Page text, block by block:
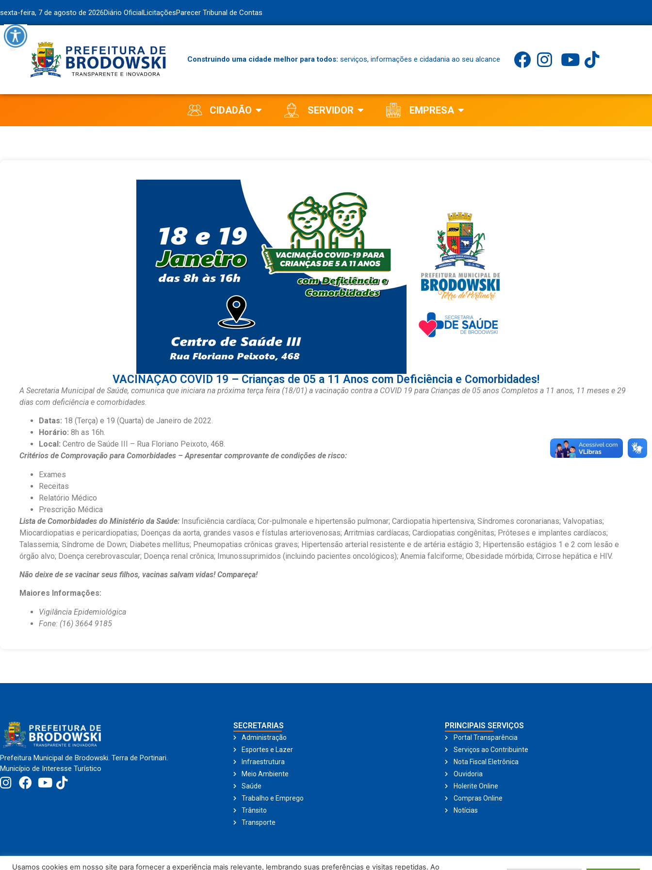
sexta-feira, 7 de agosto de 2026Diário OficialLicitaçõesParecer Tribunal de Contas
Construindo uma cidade melhor para todos: serviços, informações e cidadania ao seu alcance
CIDADÃO SERVIDOR EMPRESA
VACINAÇÃO COVID 19 – Crianças de 05 a 11 Anos com Deficiência e Comorbidades!
A Secretaria Municipal de Saúde, comunica que iniciara na próxima terça feira (18/01) a vacinação contra a COVID 19 para Crianças de 05 anos Completos a 11 anos, 11 meses e 29
dias com deficiência e comorbidades.
Datas: 18 (Terça) e 19 (Quarta) de Janeiro de 2022.
Horário: 8h as 16h.
Local: Centro de Saúde III – Rua Floriano Peixoto, 468.
Critérios de Comprovação para Comorbidades – Apresentar comprovante de condições de risco:
Exames
Receitas
Relatório Médico
Prescrição Médica
Lista de Comorbidades do Ministério da Saúde: Insuficiência cardíaca; Cor-pulmonale e hipertensão pulmonar; Cardiopatia hipertensiva; Síndromes coronarianas; Valvopatias;
Miocardiopatias e pericardiopatias; Doenças da aorta, grandes vasos e fístulas arteriovenosas; Arritmias cardíacas; Cardiopatias congênitas; Próteses e implantes cardíacos;
Talassemia; Síndrome de Down; Diabetes mellitus; Pneumopatias crônicas graves; Hipertensão arterial resistente e de artéria estágio 3; Hipertensão estágios 1 e 2 com lesão e
órgão alvo; Doença cerebrovascular; Doença renal crônica; Imunossuprimidos (incluindo pacientes oncológicos); Anemia falciforme; Obesidade mórbida; Cirrose hepática e HIV.
Não deixe de se vacinar seus filhos, vacinas salvam vidas! Compareça!
Maiores Informações:
Vigilância Epidemiológica
Fone: (16) 3664 9185
Prefeitura Municipal de Brodowski. Terra de Portinari.
Município de Interesse Turístico
SECRETARIAS
Administração
Esportes e Lazer
Infraestrutura
Meio Ambiente
Saúde
Trabalho e Emprego
Trânsito
Transporte
PRINCIPAIS SERVIÇOS
Portal Transparência
Serviços ao Contribuinte
Nota Fiscal Eletrônica
Ouvidoria
Holerite Online
Compras Online
Notícias
Usamos cookies em nosso site para fornecer a experiência mais relevante, lembrando suas preferências e visitas repetidas. Ao